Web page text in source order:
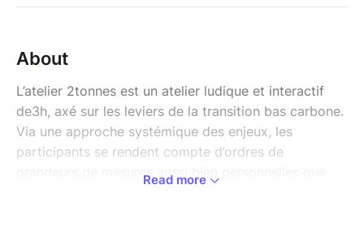
About
L’atelier 2tonnes est un atelier ludique et interactif
de3h, axé sur les leviers de la transition bas carbone.
Via une approche systémique des enjeux, les
participants se rendent compte d’ordres de
grandeurs de mesures aussi bien personnelles que
Read more